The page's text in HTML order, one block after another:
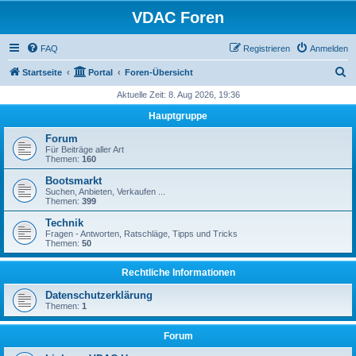
VDAC Foren
FAQ Anmelden
Registrieren
Startseite Portal Foren-Übersicht
h
Aktuelle Zeit: 8. Aug 2026, 19:36
Hauptgruppe
Forum
Für Beiträge aller Art
Themen: 160
Bootsmarkt
Suchen, Anbieten, Verkaufen ...
Themen: 399
Technik
Fragen - Antworten, Ratschläge, Tipps und Tricks
Themen: 50
Rechtliche Informationen
Datenschutzerklärung
Themen: 1
Forum